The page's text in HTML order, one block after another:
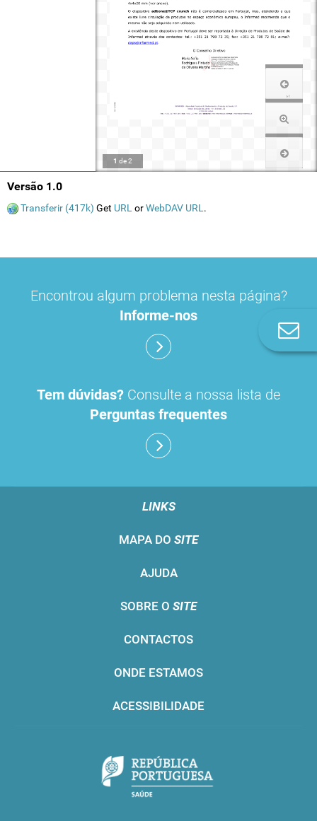
1 de2
Versão 1.0
Transferir (417k) Get URL orWebDAV URL .
Encontrou algum problema nesta página?
Informe-nos
Tem dúvidas? Consulte a nossa lista de
Perguntas frequentes
LINKS
MAPA DO SITE
AJUDA
SOBRE O SITE
CONTACTOS
ONDE ESTAMOS
ACESSIBILIDADE